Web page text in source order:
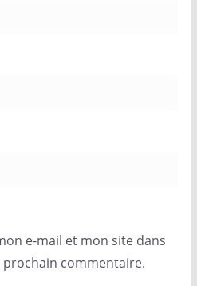
e-mail et mon site dans
commentaire.